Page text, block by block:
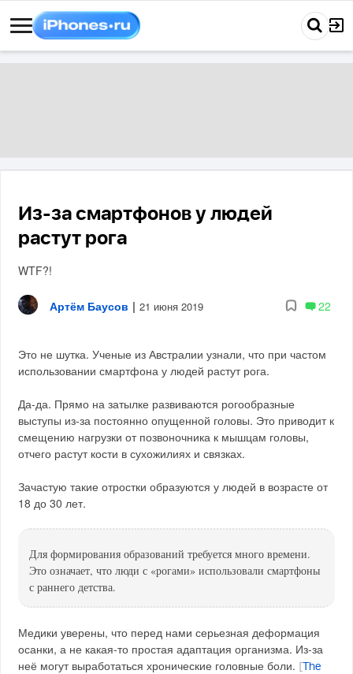
Из-за смартфонов у людей
растут рога
WTF?!
Артём Баусов | 21 июня 2019 22
Это не шутка. Ученые из Австралии узнали, что при частом
использовании смартфона у людей растут рога.
Да-да. Прямо на затылке развиваются рогообразные
выступы из-за постоянно опущенной головы. Это приводит к
смещению нагрузки от позвоночника к мышцам головы,
отчего растут кости в сухожилиях и связках.
Зачастую такие отростки образуются у людей в возрасте от
18 до 30 лет.
Для формирования образований требуется много времени.
Это означает, что люди с «рогами» использовали смартфоны
с раннего детства.
Медики уверены, что перед нами серьезная деформация
осанки, а не какая-то простая адаптация организма. Из-за
неё могут выработаться хронические головные боли.
The